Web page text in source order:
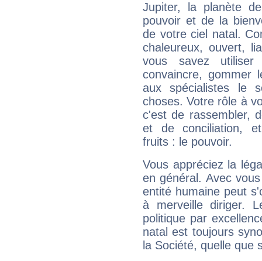
Jupiter, la planète
pouvoir et de la
de votre ciel natal.
chaleureux, ouvert,
vous savez
convaincre, gommer
aux spécialistes le
choses. Votre rôle à
c'est de rassembler,
et de conciliation,
fruits : le pouvoir.
Vous appréciez la
en général. Avec
entité humaine peut
à merveille diriger.
politique par
natal est toujours
la Société, quelle que